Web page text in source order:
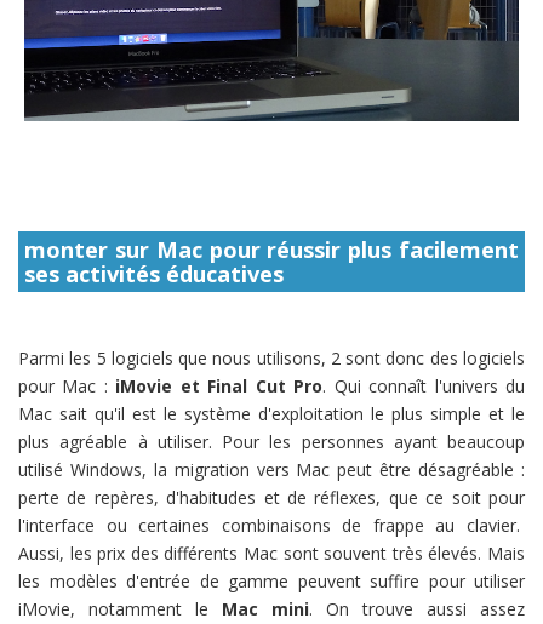
monter sur Mac pour réussir plus facilement
ses activités éducatives
Parmi les 5 logiciels que nous utilisons, 2 sont donc des logiciels
pour Mac : iMovie et Final Cut Pro. Qui connaît l'univers du
Mac sait qu'il est le système d'exploitation le plus simple et le
plus agréable à utiliser. Pour les personnes ayant beaucoup
utilisé Windows, la migration vers Mac peut être désagréable :
perte de repères, d'habitudes et de réflexes, que ce soit pour
l'interface ou certaines combinaisons de frappe au clavier.
Aussi, les prix des différents Mac sont souvent très élevés. Mais
les modèles d'entrée de gamme peuvent suffire pour utiliser
iMovie, notamment le Mac mini. On trouve aussi assez